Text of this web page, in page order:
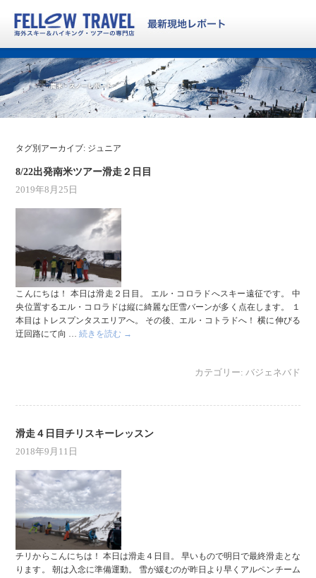
タグ別アーカイブ: ジュニア
8/22出発南米ツアー滑走２日目
2019年8月25日
こんにちは！ 本日は滑走２日目。 エル・コロラドへスキー遠征です。 中
央位置するエル・コロラドは縦に綺麗な圧雪バーンが多く点在します。 １
本目はトレスプンタスエリアへ。 その後、エル・コトラドへ！ 横に伸びる
迂回路にて向 …続きを読む →
カテゴリー: バジェネバド
滑走４日目チリスキーレッスン
2018年9月11日
チリからこんにちは！ 本日は滑走４日目。 早いもので明日で最終滑走とな
ります。 朝は入念に準備運動。 雪が緩むのが昨日より早くアルペンチーム